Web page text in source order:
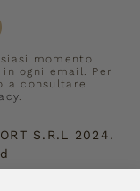
momento
ogni email. Per
a consultare
.
S.R.L 2024.